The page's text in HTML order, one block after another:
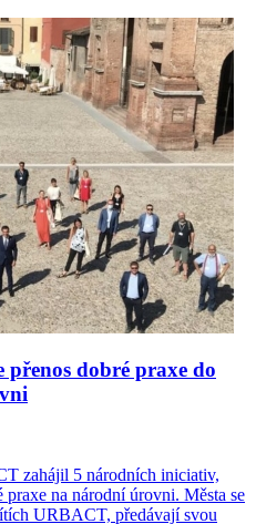
dobré praxe do
zahájil 5 národních iniciativ,
na národní úrovni. Města se
URBACT, předávají svou